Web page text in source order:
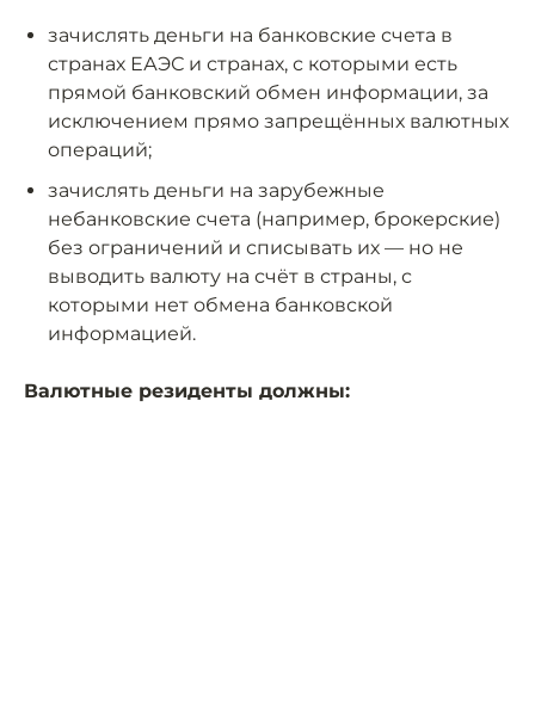
зачислять деньги на банковские счета в
странах ЕАЭС и странах, с которыми есть
прямой банковский обмен информации, за
исключением прямо запрещённых валютных
операций;
зачислять деньги на зарубежные
небанковские счета (например, брокерские)
без ограничений и списывать их — но не
выводить валюту на счёт в страны, с
которыми нет обмена банковской
информацией.
Валютные резиденты должны: